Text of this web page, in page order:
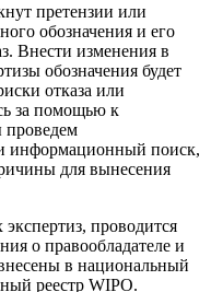
претензии или
обозначения и его
Внести изменения в
обозначения будет
отказа или
за помощью к
информационный поиск,
для вынесения
проводится
о правообладателе и
в национальный
реестр WIPO.